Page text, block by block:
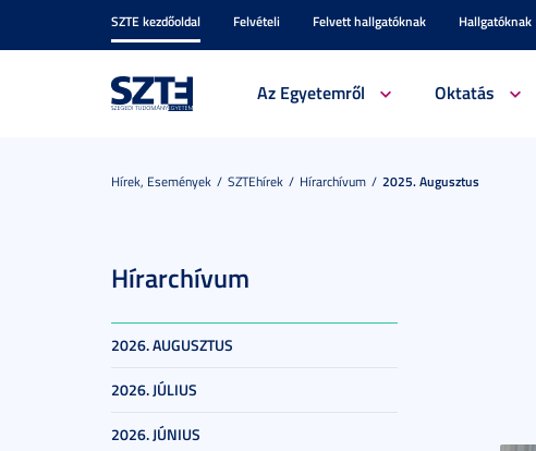
SZTE kezdőoldal Felvételi Felvett hallgatóknak Hallgatóknak
Az Egyetemről Oktatás
Hírek, Események SZTEhírek Hírarchívum 2025. Augusztus
Hírarchívum
2026. AUGUSZTUS
2026. JÚLIUS
2026. JÚNIUS